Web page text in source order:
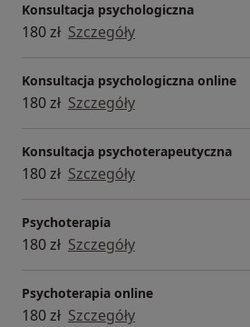
Konsultacja psychologiczna
180 zł Szczegóły
Konsultacja psychologiczna online
180 zł Szczegóły
Konsultacja psychoterapeutyczna
180 zł Szczegóły
Psychoterapia
180 zł Szczegóły
Psychoterapia online
180 zł Szczegóły